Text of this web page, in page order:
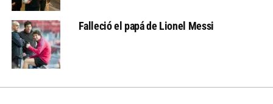
Falleció el papá de Lionel Messi